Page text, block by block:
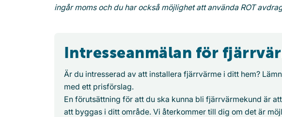
ingår moms och du har också möjlighet att använda ROT
Intresseanmälan för
Är du intresserad av att installera fjärrvärme i ditt hem?
med ett prisförslag.
En förutsättning för att du ska kunna bli fjärrvärmekund är
att byggas i ditt område. Vi återkommer till dig om det är